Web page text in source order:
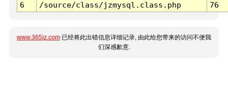
6
/source/class/jzmysql.class.php 76
www.365jz.com 已经将此出错信息详细记录, 由此给您带来的访问不便我
们深感歉意.